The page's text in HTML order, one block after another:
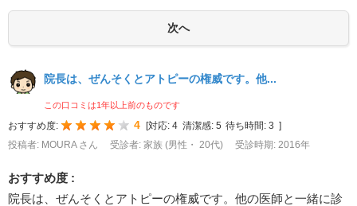
院長は、ぜんそくとアトピーの権威です。他...
この口コミは1年以上前のものです
おすすめ度: 4 [対応: 4 清潔感: 5 待ち時間: 3 ]
投稿者: MOURA さん
受診者: 家族 (男性・ 20代) 受診時期: 2016年
おすすめ度 :
院長は、ぜんそくとアトピーの権威です。他の医師と一緒に診